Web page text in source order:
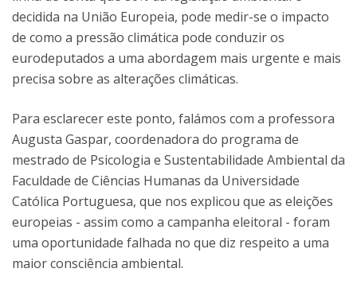
decidida na União Europeia, pode medir-se o impacto
de como a pressão climática pode conduzir os
eurodeputados a uma abordagem mais urgente e mais
precisa sobre as alterações climáticas.
Para esclarecer este ponto, falámos com a professora
Augusta Gaspar, coordenadora do programa de
mestrado de Psicologia e Sustentabilidade Ambiental da
Faculdade de Ciências Humanas da Universidade
Católica Portuguesa, que nos explicou que as eleições
europeias - assim como a campanha eleitoral - foram
uma oportunidade falhada no que diz respeito a uma
maior consciência ambiental.